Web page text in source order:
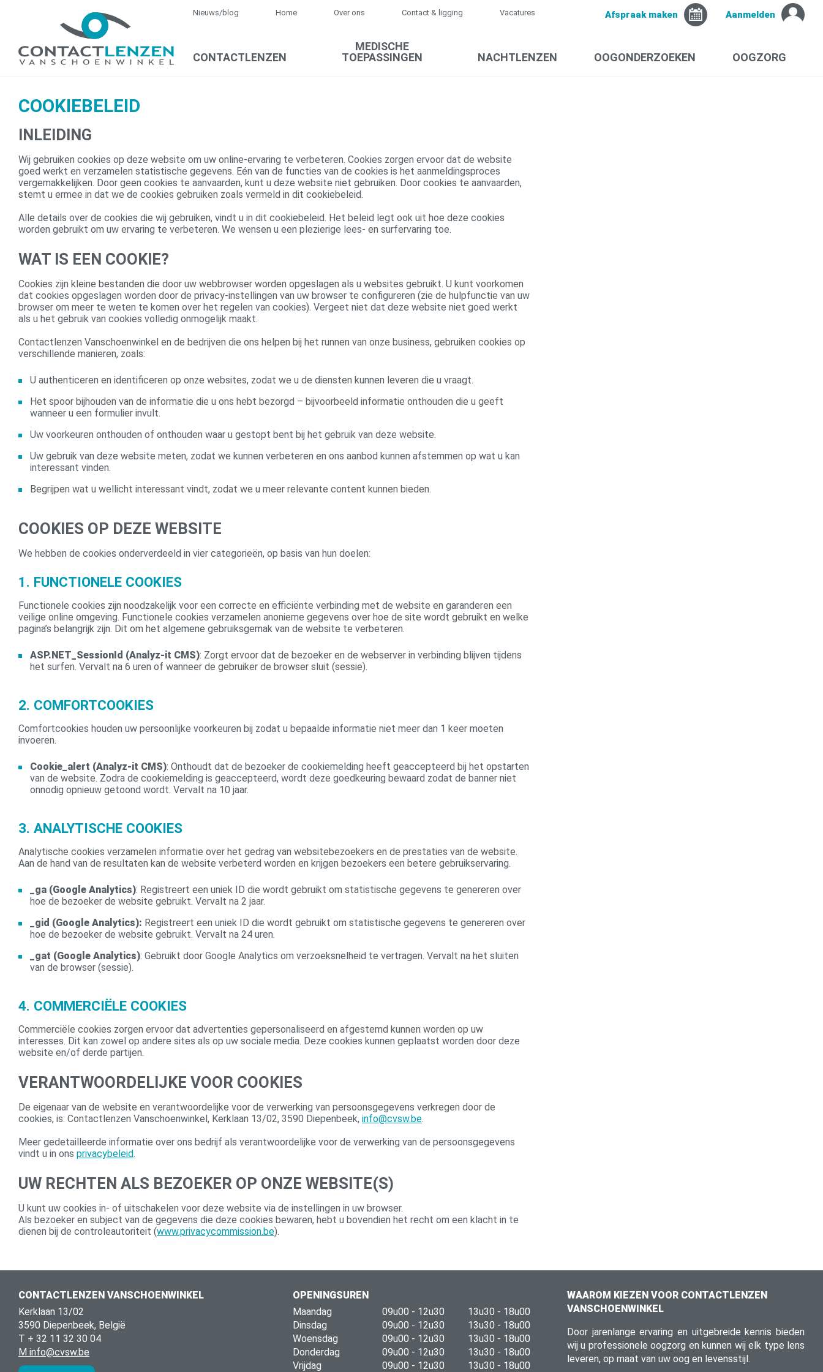
Afspraak maken Aanmelden
Nieuws/blog Home Over ons Contact & ligging Vacatures
CONTACTLENZEN
MEDISCHE
TOEPASSINGEN
NACHTLENZEN OOGONDERZOEKEN OOGZORG
COOKIEBELEID
INLEIDING
Wij gebruiken cookies op deze website om uw online-ervaring te verbeteren. Cookies zorgen ervoor dat de website
goed werkt en verzamelen statistische gegevens. Eén van de functies van de cookies is het aanmeldingsproces
vergemakkelijken. Door geen cookies te aanvaarden, kunt u deze website niet gebruiken. Door cookies te aanvaarden,
stemt u ermee in dat we de cookies gebruiken zoals vermeld in dit cookiebeleid.
Alle details over de cookies die wij gebruiken, vindt u in dit cookiebeleid. Het beleid legt ook uit hoe deze cookies
worden gebruikt om uw ervaring te verbeteren. We wensen u een plezierige lees- en surfervaring toe.
WAT IS EEN COOKIE?
Cookies zijn kleine bestanden die door uw webbrowser worden opgeslagen als u websites gebruikt. U kunt voorkomen
dat cookies opgeslagen worden door de privacy-instellingen van uw browser te configureren (zie de hulpfunctie van uw
browser om meer te weten te komen over het regelen van cookies). Vergeet niet dat deze website niet goed werkt
als u het gebruik van cookies volledig onmogelijk maakt.
Contactlenzen Vanschoenwinkel en de bedrijven die ons helpen bij het runnen van onze business, gebruiken cookies op
verschillende manieren, zoals:
U authenticeren en identificeren op onze websites, zodat we u de diensten kunnen leveren die u vraagt.
Het spoor bijhouden van de informatie die u ons hebt bezorgd – bijvoorbeeld informatie onthouden die u geeft
wanneer u een formulier invult.
Uw voorkeuren onthouden of onthouden waar u gestopt bent bij het gebruik van deze website.
Uw gebruik van deze website meten, zodat we kunnen verbeteren en ons aanbod kunnen afstemmen op wat u kan
interessant vinden.
Begrijpen wat u wellicht interessant vindt, zodat we u meer relevante content kunnen bieden.
COOKIES OP DEZE WEBSITE
We hebben de cookies onderverdeeld in vier categorieën, op basis van hun doelen:
1. FUNCTIONELE COOKIES
Functionele cookies zijn noodzakelijk voor een correcte en efficiënte verbinding met de website en garanderen een
veilige online omgeving. Functionele cookies verzamelen anonieme gegevens over hoe de site wordt gebruikt en welke
pagina’s belangrijk zijn. Dit om het algemene gebruiksgemak van de website te verbeteren.
ASP.NET_SessionId (Analyz-it CMS): Zorgt ervoor dat de bezoeker en de webserver in verbinding blijven tijdens
het surfen. Vervalt na 6 uren of wanneer de gebruiker de browser sluit (sessie).
2. COMFORTCOOKIES
Comfortcookies houden uw persoonlijke voorkeuren bij zodat u bepaalde informatie niet meer dan 1 keer moeten
invoeren.
Cookie_alert (Analyz-it CMS): Onthoudt dat de bezoeker de cookiemelding heeft geaccepteerd bij het opstarten
van de website. Zodra de cookiemelding is geaccepteerd, wordt deze goedkeuring bewaard zodat de banner niet
onnodig opnieuw getoond wordt. Vervalt na 10 jaar.
3. ANALYTISCHE COOKIES
Analytische cookies verzamelen informatie over het gedrag van websitebezoekers en de prestaties van de website.
Aan de hand van de resultaten kan de website verbeterd worden en krijgen bezoekers een betere gebruikservaring.
_ga (Google Analytics): Registreert een uniek ID die wordt gebruikt om statistische gegevens te genereren over
hoe de bezoeker de website gebruikt. Vervalt na 2 jaar.
_gid (Google Analytics): Registreert een uniek ID die wordt gebruikt om statistische gegevens te genereren over
hoe de bezoeker de website gebruikt. Vervalt na 24 uren.
_gat (Google Analytics): Gebruikt door Google Analytics om verzoeksnelheid te vertragen. Vervalt na het sluiten
van de browser (sessie).
4. COMMERCIËLE COOKIES
Commerciële cookies zorgen ervoor dat advertenties gepersonaliseerd en afgestemd kunnen worden op uw
interesses. Dit kan zowel op andere sites als op uw sociale media. Deze cookies kunnen geplaatst worden door deze
website en/of derde partijen.
VERANTWOORDELIJKE VOOR COOKIES
De eigenaar van de website en verantwoordelijke voor de verwerking van persoonsgegevens verkregen door de
cookies, is: Contactlenzen Vanschoenwinkel, Kerklaan 13/02, 3590 Diepenbeek, info@cvsw.be.
Meer gedetailleerde informatie over ons bedrijf als verantwoordelijke voor de verwerking van de persoonsgegevens
vindt u in ons privacybeleid.
UW RECHTEN ALS BEZOEKER OP ONZE WEBSITE(S)
U kunt uw cookies in- of uitschakelen voor deze website via de instellingen in uw browser.
Als bezoeker en subject van de gegevens die deze cookies bewaren, hebt u bovendien het recht om een klacht in te
dienen bij de controleautoriteit (www.privacycommission.be).
CONTACTLENZEN VANSCHOENWINKEL
Kerklaan 13/02
3590 Diepenbeek, België
T + 32 11 32 30 04
M info@cvsw.be
OPENINGSUREN
Maandag
Dinsdag
Woensdag
Donderdag
Vrijdag
09u00 - 12u30
09u00 - 12u30
09u00 - 12u30
09u00 - 12u30
09u00 - 12u30
13u30 - 18u00
13u30 - 18u00
13u30 - 18u00
13u30 - 18u00
13u30 - 18u00
WAAROM KIEZEN VOOR CONTACTLENZEN
VANSCHOENWINKEL
Door jarenlange ervaring en uitgebreide kennis bieden
wij u professionele oogzorg en kunnen wij elk type lens
leveren, op maat van uw oog en levensstijl.